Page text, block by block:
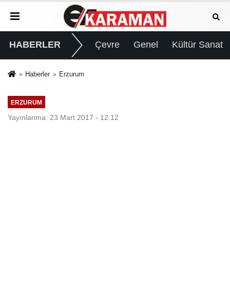
HABERLER Çevre Genel Kültür Sanat
Haberler Erzurum
ERZURUM
Yayınlanma: 23 Mart 2017 - 12:12